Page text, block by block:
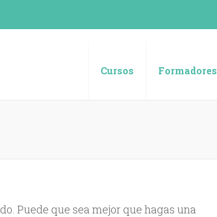
Cursos Formadores
Puede que sea mejor que hagas una